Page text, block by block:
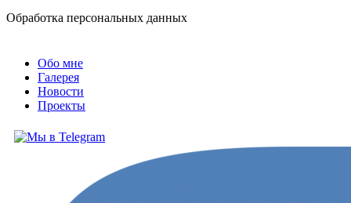
Обработка персональных данных
Обо мне
Галерея
Новости
Проекты